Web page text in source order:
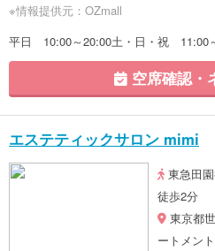
※情報提供元：OZmall
平日 10:00～20:00土・日・祝 11:00
空席確認・
エステティックサロン mimi
東急田
徒歩2分
東京都
ートメン